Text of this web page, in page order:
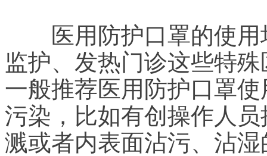
医用防护口罩的使用
监护、发热门诊这些特
一般推荐医用防护口罩
污染，比如有创操作人
溅或者内表面沾污、沾